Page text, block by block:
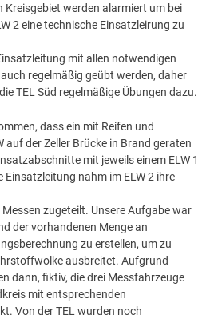
Kreisgebiet werden alarmiert um bei
2 eine technische Einsatzleirung zu
mit allen notwendigen
regelmäßig geübt werden, daher
TEL Süd regelmäßige Übungen dazu.
dass ein mit Reifen und
auf der Zeller Brücke in Brand geraten
mit jeweils einem ELW 1
nahm im ELW 2 ihre
zugeteilt. Unsere Aufgabe war
der vorhandenen Menge an
zu erstellen, um zu
ausbreitet. Aufgrund
dann, fiktiv, die drei Messfahrzeuge
mit entsprechenden
Von der TEL wurden noch